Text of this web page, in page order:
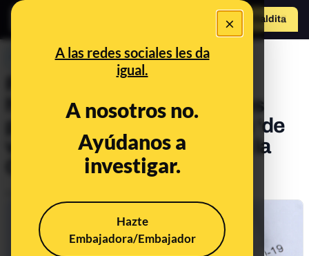
×
A las redes sociales les da
igual.
A nosotros no.
Ayúdanos a
investigar.
Hazte
Embajadora/Embajador
Hazte Maldito
PREBUNKING
Por qué no tiene sentido
hacerse test de anticuerpos
para comprobar quién está ‘de
verdad’ inmunizado contra la
COVID-19